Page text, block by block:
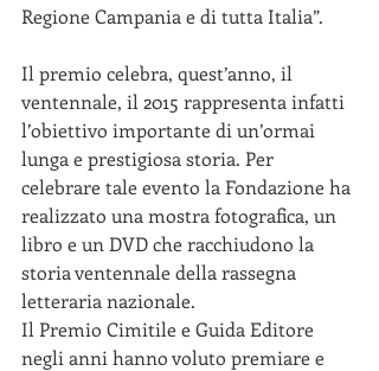
Regione Campania e di tutta Italia”.
Il premio celebra, quest’anno, il
ventennale, il 2015 rappresenta infatti
l’obiettivo importante di un’ormai
lunga e prestigiosa storia. Per
celebrare tale evento la Fondazione ha
realizzato una mostra fotografica, un
libro e un DVD che racchiudono la
storia ventennale della rassegna
letteraria nazionale.
Il Premio Cimitile e Guida Editore
negli anni hanno voluto premiare e